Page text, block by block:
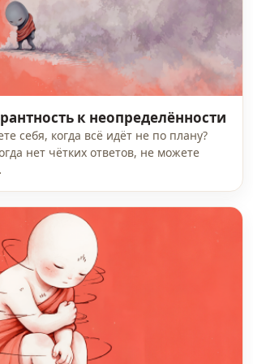
к неопределённости
себя, когда всё идёт не по плану?
нет чётких ответов, не можете